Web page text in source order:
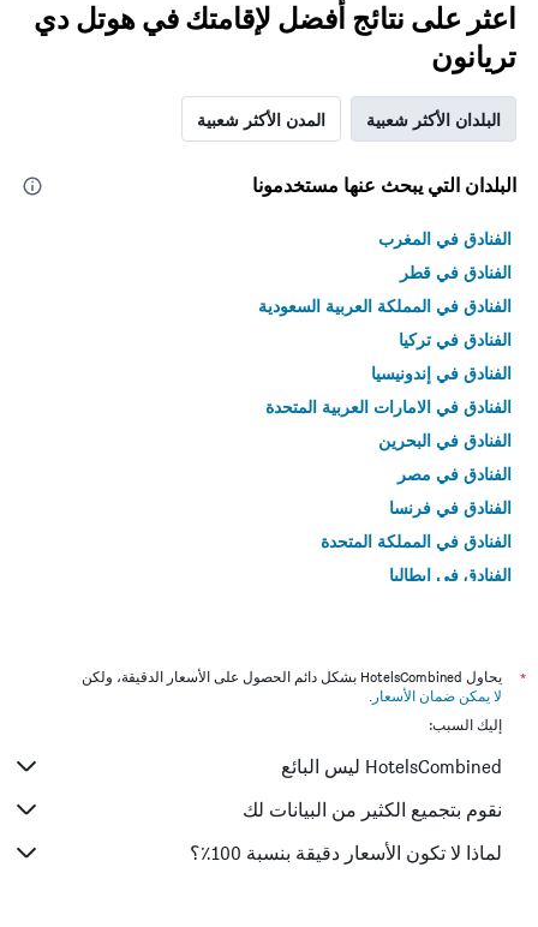
اعثر على نتائج أفضل لإقامتك في هوتل دي
تريانون
البلدان الأكثر شعبية المدن الأكثر شعبية
البلدان التي يبحث عنها مستخدمونا
الفنادق في المغرب
الفنادق في قطر
الفنادق في المملكة العربية السعودية
الفنادق في تركيا
الفنادق في إندونيسيا
الفنادق في الامارات العربية المتحدة
الفنادق في البحرين
الفنادق في مصر
الفنادق في فرنسا
الفنادق في المملكة المتحدة
الفنادق في إيطاليا
*
يحاول HotelsCombined بشكل دائم الحصول على الأسعار الدقيقة، ولكن
لا يمكن ضمان الأسعار .
إليك السبب:
HotelsCombined ليس البائع
نقوم بتجميع الكثير من البيانات لك
لماذا لا تكون الأسعار دقيقة بنسبة 100٪؟